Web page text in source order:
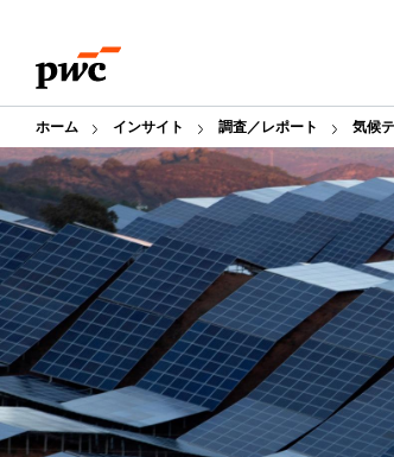
content
footer
ホーム インサイト 調査／レポート 気候